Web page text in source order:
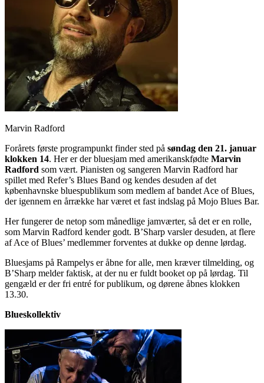
Marvin Radford
Forårets første programpunkt finder sted på søndag den 21. januar
klokken 14. Her er der bluesjam med amerikanskfødte Marvin
Radford som vært. Pianisten og sangeren Marvin Radford har
spillet med Refer’s Blues Band og kendes desuden af det
københavnske bluespublikum som medlem af bandet Ace of Blues,
der igennem en årrække har været et fast indslag på Mojo Blues Bar.
Her fungerer de netop som månedlige jamværter, så det er en rolle,
som Marvin Radford kender godt. B’Sharp varsler desuden, at flere
af Ace of Blues’ medlemmer forventes at dukke op denne lørdag.
Bluesjams på Rampelys er åbne for alle, men kræver tilmelding, og
B’Sharp melder faktisk, at der nu er fuldt booket op på lørdag. Til
gengæld er der fri entré for publikum, og dørene åbnes klokken
13.30.
Blueskollektiv